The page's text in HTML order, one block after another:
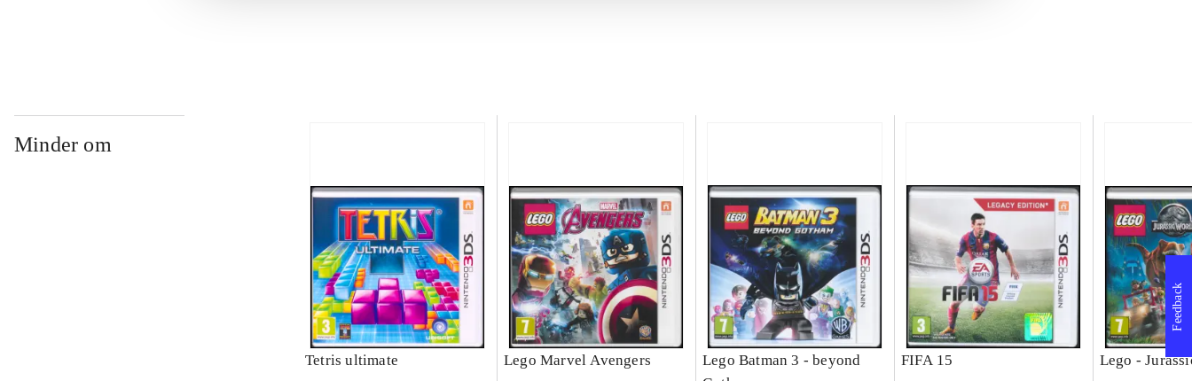
Minder om
Tetris ultimate
Lego Marvel Avengers
Lego Batman 3 - beyond
FIFA 15 Lego -
Feedback